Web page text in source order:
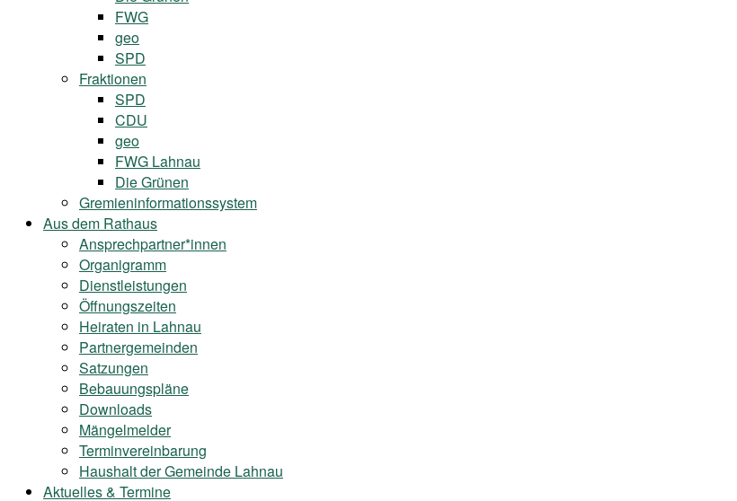
FWG
geo
SPD
Fraktionen
SPD
CDU
geo
FWG Lahnau
Die Grünen
Gremieninformationssystem
Aus dem Rathaus
Ansprechpartner*innen
Organigramm
Dienstleistungen
Öffnungszeiten
Heiraten in Lahnau
Partnergemeinden
Satzungen
Bebauungspläne
Downloads
Mängelmelder
Terminvereinbarung
Haushalt der Gemeinde Lahnau
Aktuelles & Termine